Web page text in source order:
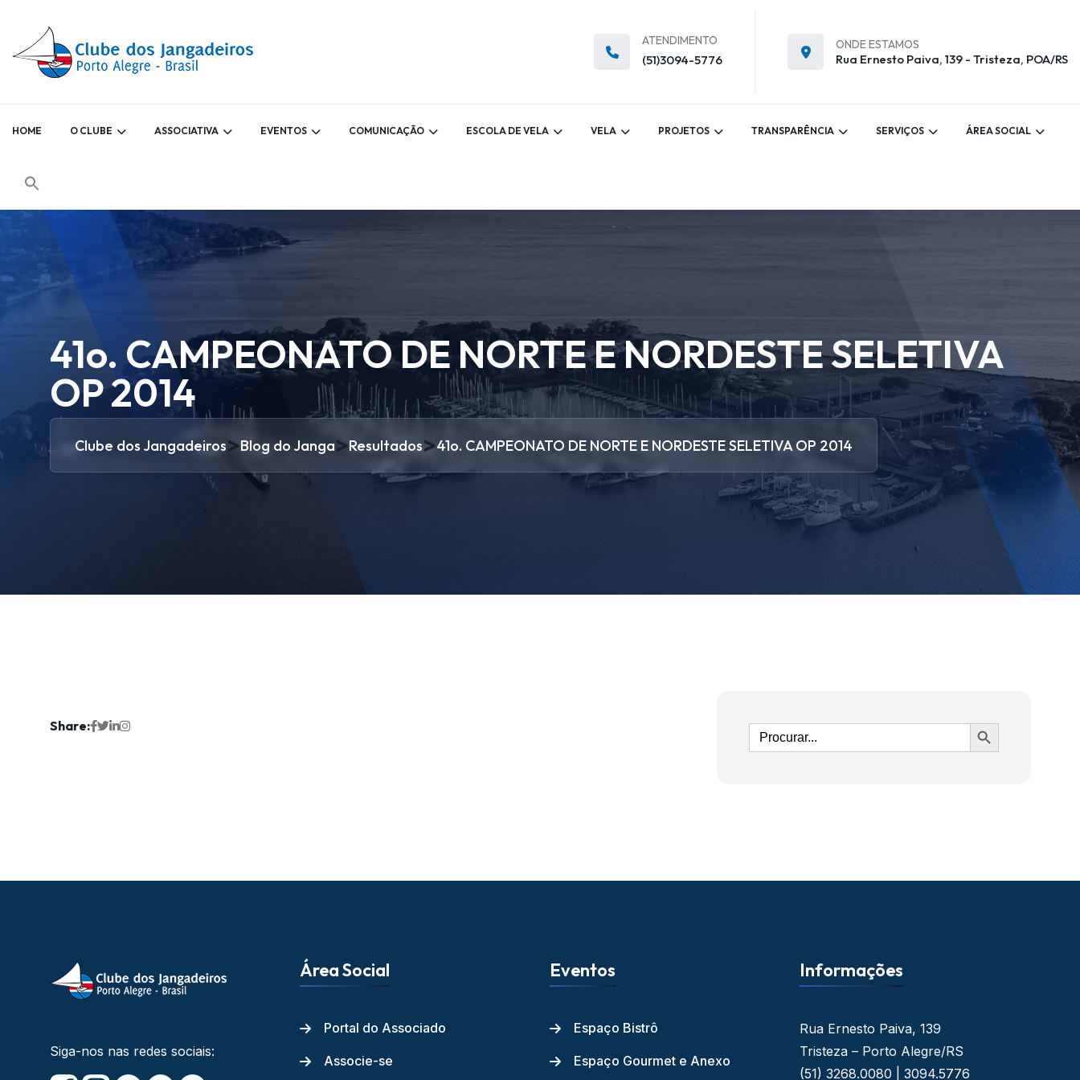
ATENDIMENTO
(51)3094-5776
ONDE ESTAMOS
Rua Ernesto Paiva, 139 - Tristeza, POA/RS
HOME O CLUBE ASSOCIATIVA EVENTOS COMUNICAÇÃO ESCOLA DE VELA VELA PROJETOS TRANSPARÊNCIA SERVIÇOS ÁREA SOCIAL
41o. CAMPEONATO DE NORTE E NORDESTE SELETIVA
OP 2014
Clube dos Jangadeiros>Blog do Janga>Resultados>41o. CAMPEONATO DE NORTE E NORDESTE SELETIVA OP 2014
Share: Ir
Siga-nos nas redes sociais:
Área Social
Portal do Associado
Associe-se
Eventos
Espaço Bistrô
Espaço Gourmet e Anexo
Informações
Rua Ernesto Paiva, 139
Tristeza – Porto Alegre/RS
(51) 3268.0080 | 3094.5776